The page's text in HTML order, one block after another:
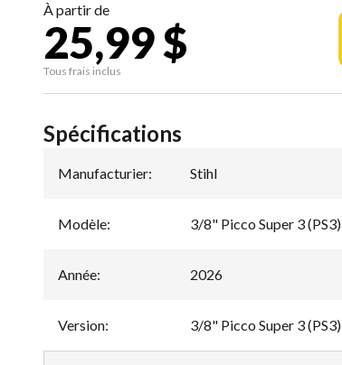
À partir de
25,99 $
Tous frais inclus
Spécifications
Manufacturier: Stihl
Modèle: 3/8" Picco Super 3 (PS3)
Année: 2026
Version: 3/8" Picco Super 3 (PS3)